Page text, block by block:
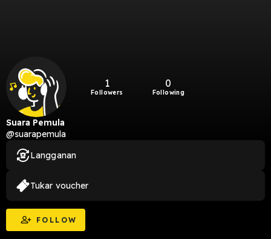
1
Followers
0
Following
Suara Pemula
@suarapemula
FOLLOW
Langganan
Tukar voucher